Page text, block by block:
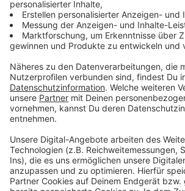
Anzeige
Alle Infos zur Ausstellung und dem
Die Rundfahrt in der historischen Bahn
Der Rundfahrten-Ticketshop
Die Homepage der Rheinbahn